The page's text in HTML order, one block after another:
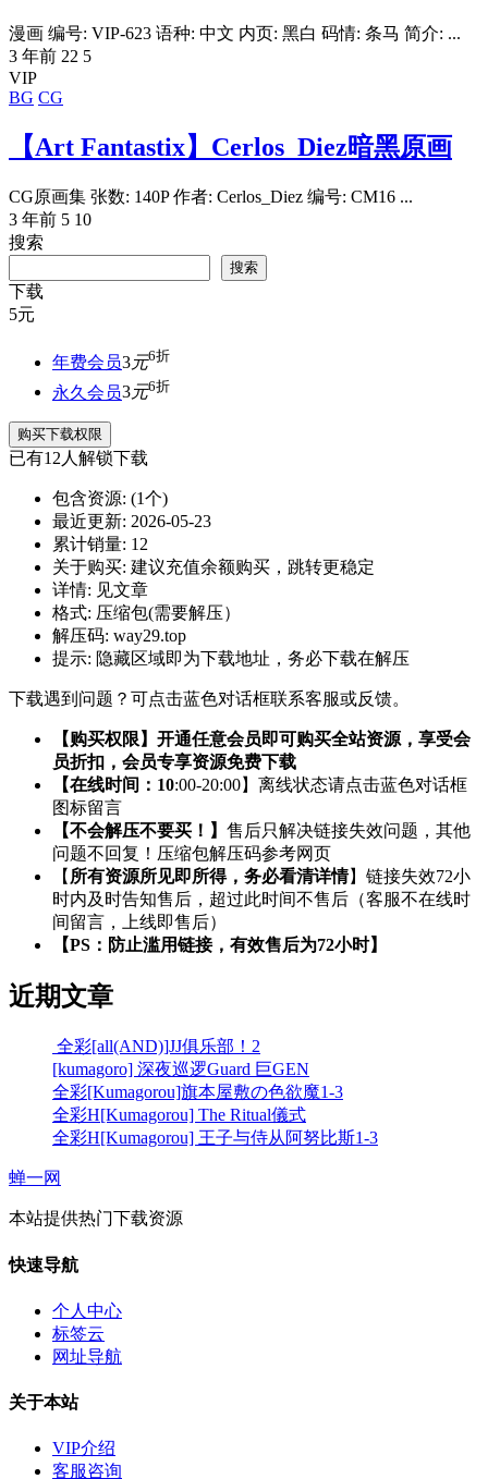
漫画 编号: VIP-623 语种: 中文 内页: 黑白 码情: 条马 简介: ...
3 年前 22 5
VIP
BG CG
【Art Fantastix】Cerlos_Diez暗黑原画
CG原画集 张数: 140P 作者: Cerlos_Diez 编号: CM16 ...
3 年前 5 10
搜索
搜索
下载
5元
年费会员3元6折
永久会员3元6折
购买下载权限
已有12人解锁下载
包含资源: (1个)
最近更新: 2026-05-23
累计销量: 12
关于购买: 建议充值余额购买，跳转更稳定
详情: 见文章
格式: 压缩包(需要解压）
解压码: way29.top
提示: 隐藏区域即为下载地址，务必下载在解压
下载遇到问题？可点击蓝色对话框联系客服或反馈。
【购买权限】开通任意会员即可购买全站资源，享受会
员折扣，会员专享资源免费下载
【在线时间：10:00-20:00】离线状态请点击蓝色对话框
图标留言
【不会解压不要买！】 售后只解决链接失效问题，其他
问题不回复！压缩包解压码参考网页
【 所有资源所见即所得，务必看清详情】链接失效72小
时内及时告知售后，超过此时间不售后（客服不在线时
间留言，上线即售后）
【PS：防止滥用链接，有效售后为72小时】
近期文章
全彩[all(AND)]JJ俱乐部！2
[kumagoro] 深夜巡逻Guard 巨GEN
全彩[Kumagorou]旗本屋敷の色欲魔1-3
全彩H[Kumagorou] The Ritual儀式
全彩H[Kumagorou] 王子与侍从阿努比斯1-3
蝉一网
本站提供热门下载资源
快速导航
个人中心
标签云
网址导航
关于本站
VIP介绍
客服咨询